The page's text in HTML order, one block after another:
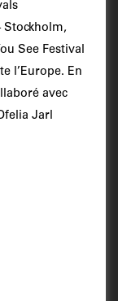
Stockholm,
See Festival
l’Europe. En
avec
Jarl